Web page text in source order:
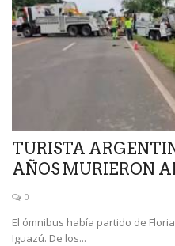
TURISTA
AÑOS MURIERON
0
El ómnibus había partido de
Iguazú. De los...